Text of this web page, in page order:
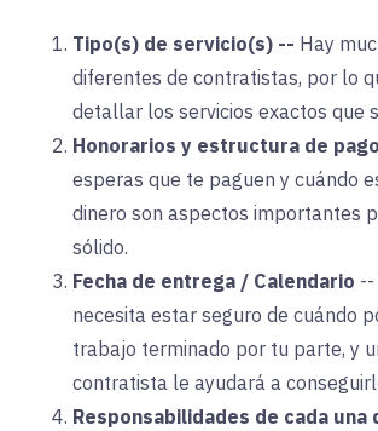
Tipo(s) de servicio(s) -- Hay
diferentes de contratistas, por lo
detallar los servicios exactos que
Honorarios y estructura de
esperas que te paguen y cuándo
dinero son aspectos importantes
sólido.
Fecha de entrega / Calendario --
necesita estar seguro de cuándo
trabajo terminado por tu parte, y
contratista le ayudará a
Responsabilidades de cada una